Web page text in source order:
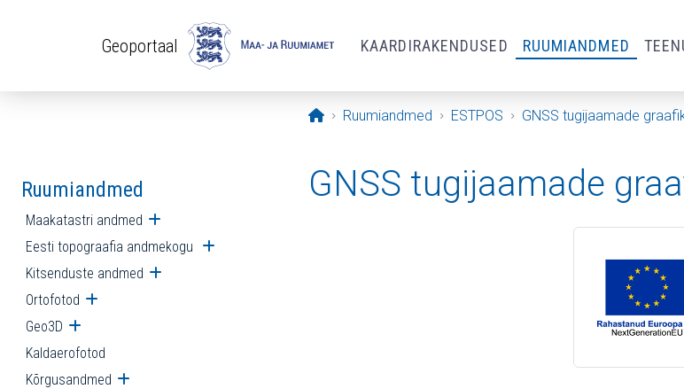
Geoportaal KAARDIRAKENDUSED RUUMIANDMED
Avaleht
Ruumiandmed ESTPOS GNSS tugijaamade
Ruumiandmed
Maakatastri andmed Ava alammenüü
Eesti topograafia andmekogu Ava alammenüü
Kitsenduste andmed Ava alammenüü
Ortofotod Ava alammenüü
Geo3D Ava alammenüü
Kaldaerofotod
Kõrgusandmed Ava alammenüü
GNSS tugijaamade